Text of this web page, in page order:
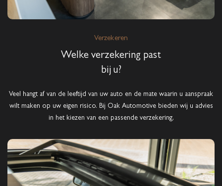
Verzekeren
Welke verzekering past
bij u?
Veel hangt af van de leeftijd van uw auto en de mate waarin u aanspraak
wilt maken op uw eigen risico. Bij Oak Automotive bieden wij u advies
in het kiezen van een passende verzekering,